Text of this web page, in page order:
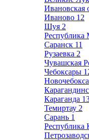
Ивановская
Иваново 12
Шуя 2
Республика
Саранск 11
Рузаевка 2
Чувашская
Чебоксары
Караганда
Темиртау 2
Сарань 1
Республика